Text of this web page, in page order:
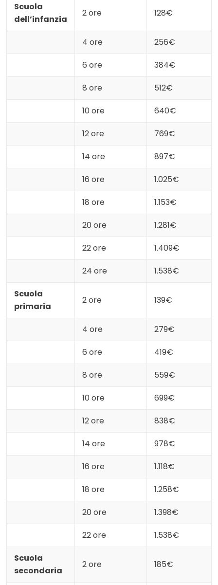
Scuola
dell’infanzia
2 ore 128€
4 ore 256€
6 ore 384€
8 ore 512€
10 ore 640€
12 ore 769€
14 ore 897€
16 ore 1.025€
18 ore 1.153€
20 ore 1.281€
22 ore 1.409€
24 ore 1.538€
Scuola
primaria
2 ore 139€
4 ore 279€
6 ore 419€
8 ore 559€
10 ore 699€
12 ore 838€
14 ore 978€
16 ore 1.118€
18 ore 1.258€
20 ore 1.398€
22 ore 1.538€
Scuola
secondaria
2 ore 185€